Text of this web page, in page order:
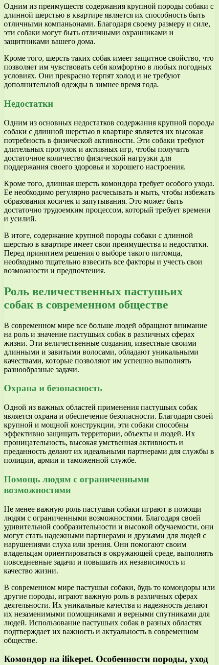
Одним из преимуществ содержания крупной породы собаки с
длинной шерстью в квартире является их способность быть
отличными компаньонами. Благодаря своему размеру и силе,
эти собаки могут быть отличными охранниками и
защитниками вашего дома.
Кроме того, шерсть таких собак имеет защитное свойство, что
позволяет им чувствовать себя комфортно в любых погодных
условиях. Они прекрасно терпят холод и не требуют
дополнительной одежды в зимнее время года.
Недостатки
Одним из основных недостатков содержания крупной породы
собаки с длинной шерстью в квартире является их высокая
потребность в физической активности. Эти собаки требуют
длительных прогулок и активных игр, чтобы получить
достаточное количество физической нагрузки для
поддержания своего здоровья и хорошего настроения.
Кроме того, длинная шерсть комондора требует особого ухода.
Ее необходимо регулярно расчесывать и мыть, чтобы избежать
образования косичек и запутывания. Это может быть
достаточно трудоемким процессом, который требует времени
и усилий.
В итоге, содержание крупной породы собаки с длинной
шерстью в квартире имеет свои преимущества и недостатки.
Перед принятием решения о выборе такого питомца,
необходимо тщательно взвесить все факторы и учесть свои
возможности и предпочтения.
Роль величественных пастушьих
собак в современном обществе
В современном мире все больше людей обращают внимание
на роль и значение пастушьих собак в различных сферах
жизни. Эти величественные создания, известные своими
длинными и завитыми волосами, обладают уникальными
качествами, которые позволяют им успешно выполнять
разнообразные задачи.
Охрана и безопасность
Одной из важных областей применения пастушьих собак
является охрана и обеспечение безопасности. Благодаря своей
крупной и мощной конструкции, эти собаки способны
эффективно защищать территории, объекты и людей. Их
проницательность, высокая умственная активность и
преданность делают их идеальными партнерами для службы в
полиции, армии и таможенной службе.
Помощь людям с ограниченными
возможностями
Не менее важную роль пастушьи собаки играют в помощи
людям с ограниченными возможностями. Благодаря своей
удивительной сообразительности и высокой обучаемости, они
могут стать надежными партнерами и друзьями для людей с
нарушениями слуха или зрения. Они помогают своим
владельцам ориентироваться в окружающей среде, выполнять
повседневные задачи и повышать их независимость и
качество жизни.
В современном мире пастушьи собаки, будь то комондоры или
другие породы, играют важную роль в различных сферах
деятельности. Их уникальные качества и надежность делают
их незаменимыми помощниками и верными спутниками для
людей. Использование пастушьих собак в разных областях
подтверждает их важность и актуальность в современном
обществе.
Комондор на ilikepet. Особенности породы, уход